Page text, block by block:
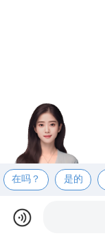
在吗？ 是的